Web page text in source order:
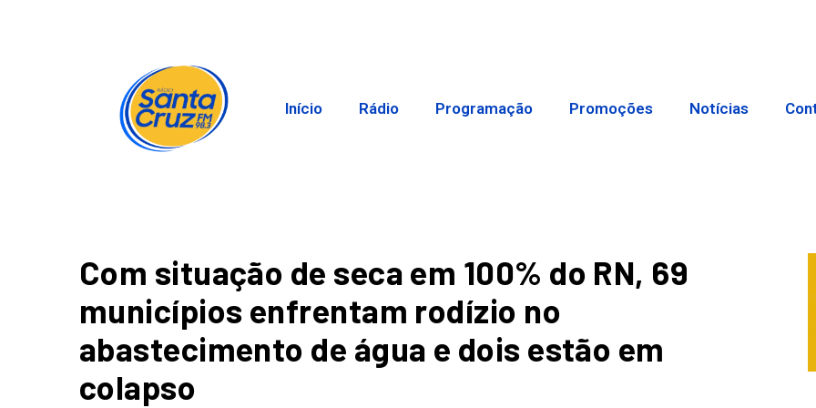
Início Rádio Programação Promoções Notícias
Com situação de seca em 100% do RN, 69
municípios enfrentam rodízio no
abastecimento de água e dois estão em
colapso